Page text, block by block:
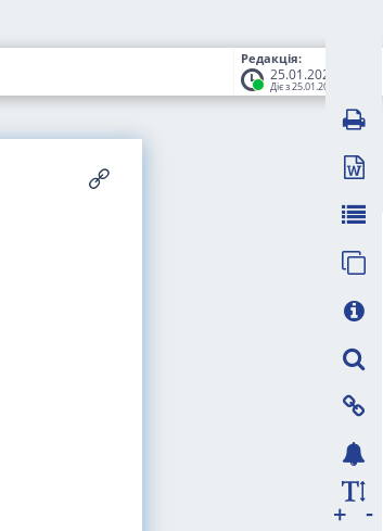
Редакція:
25.01.2024
Діє з 25.01.2024
-
+